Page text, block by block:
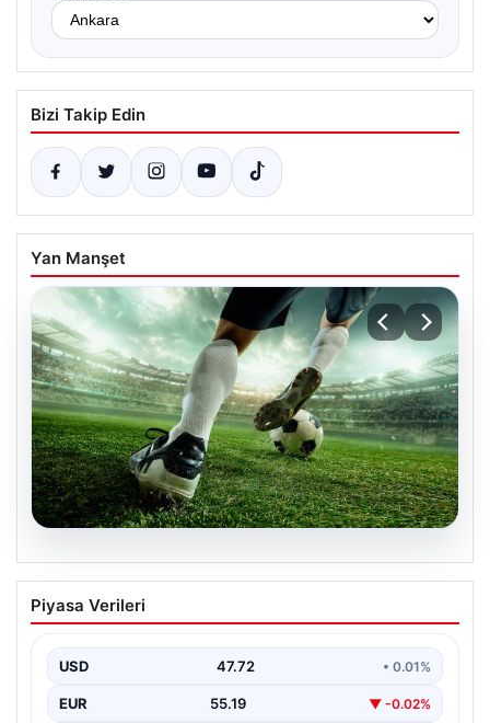
Bizi Takip Edin
Yan Manşet
09.08.2026
Efsanevi kurtarışlar ve futbol
dünyasında unutulmaz anlar
anlarından biri, kalecilerin yaptığı etkileyici kurtarışlardır.
Her…
Piyasa Verileri
USD 47.72 • 0.01%
EUR 55.19 ▼ -0.02%